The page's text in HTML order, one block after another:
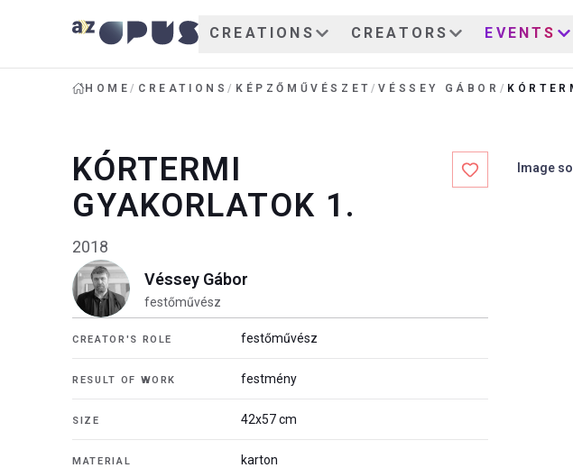
CREATIONS CREATORS EVENTS
HOME/ CREATIONS/ KÉPZŐMŰVÉSZET /VÉSSEY GÁBOR /
KÓRTERMI
GYAKORLATOK 1.
2018
Véssey Gábor
festőművész
CREATOR'S ROLE festőművész
RESULT OF WORK festmény
SIZE 42x57 cm
MATERIAL karton
Image